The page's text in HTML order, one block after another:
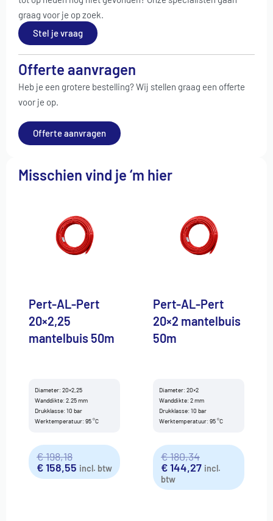
graag voor je op zoek.
Stel je vraag
Offerte aanvragen
Heb je een grotere bestelling? Wij stellen graag een offerte
voor je op.
Offerte aanvragen
Misschien vind je ‘m hier
Pert-AL-Pert
20×2,25
mantelbuis 50m
Diameter: 20×2,25
Wanddikte: 2.25 mm
Drukklasse: 10 bar
Werktemperatuur: 95 °C
€198,18
€158,55 incl. btw
Pert-AL-Pert
20×2 mantelbuis
50m
Diameter: 20×2
Wanddikte: 2 mm
Drukklasse: 10 bar
Werktemperatuur: 95 °C
€180,34
€144,27 incl.
btw